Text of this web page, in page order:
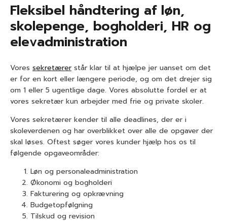
Fleksibel håndtering af løn,
skolepenge, bogholderi, HR og
elevadministration
Vores sekretærer står klar til at hjælpe jer uanset om det
er for en kort eller længere periode, og om det drejer sig
om 1 eller 5 ugentlige dage. Vores absolutte fordel er at
vores sekretær kun arbejder med frie og private skoler.
Vores sekretærer kender til alle deadlines, der er i
skoleverdenen og har overblikket over alle de opgaver der
skal løses. Oftest søger vores kunder hjælp hos os til
følgende opgaveområder:
Løn og personaleadministration
Økonomi og bogholderi
Fakturering og opkrævning
Budgetopfølgning
Tilskud og revision